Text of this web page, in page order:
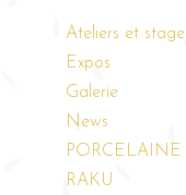
Ateliers et
Expos
Galerie
News
PORCELAINE
RAKU